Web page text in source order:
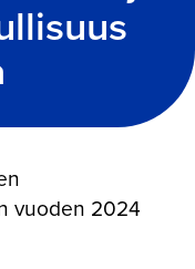
vuoden 2024